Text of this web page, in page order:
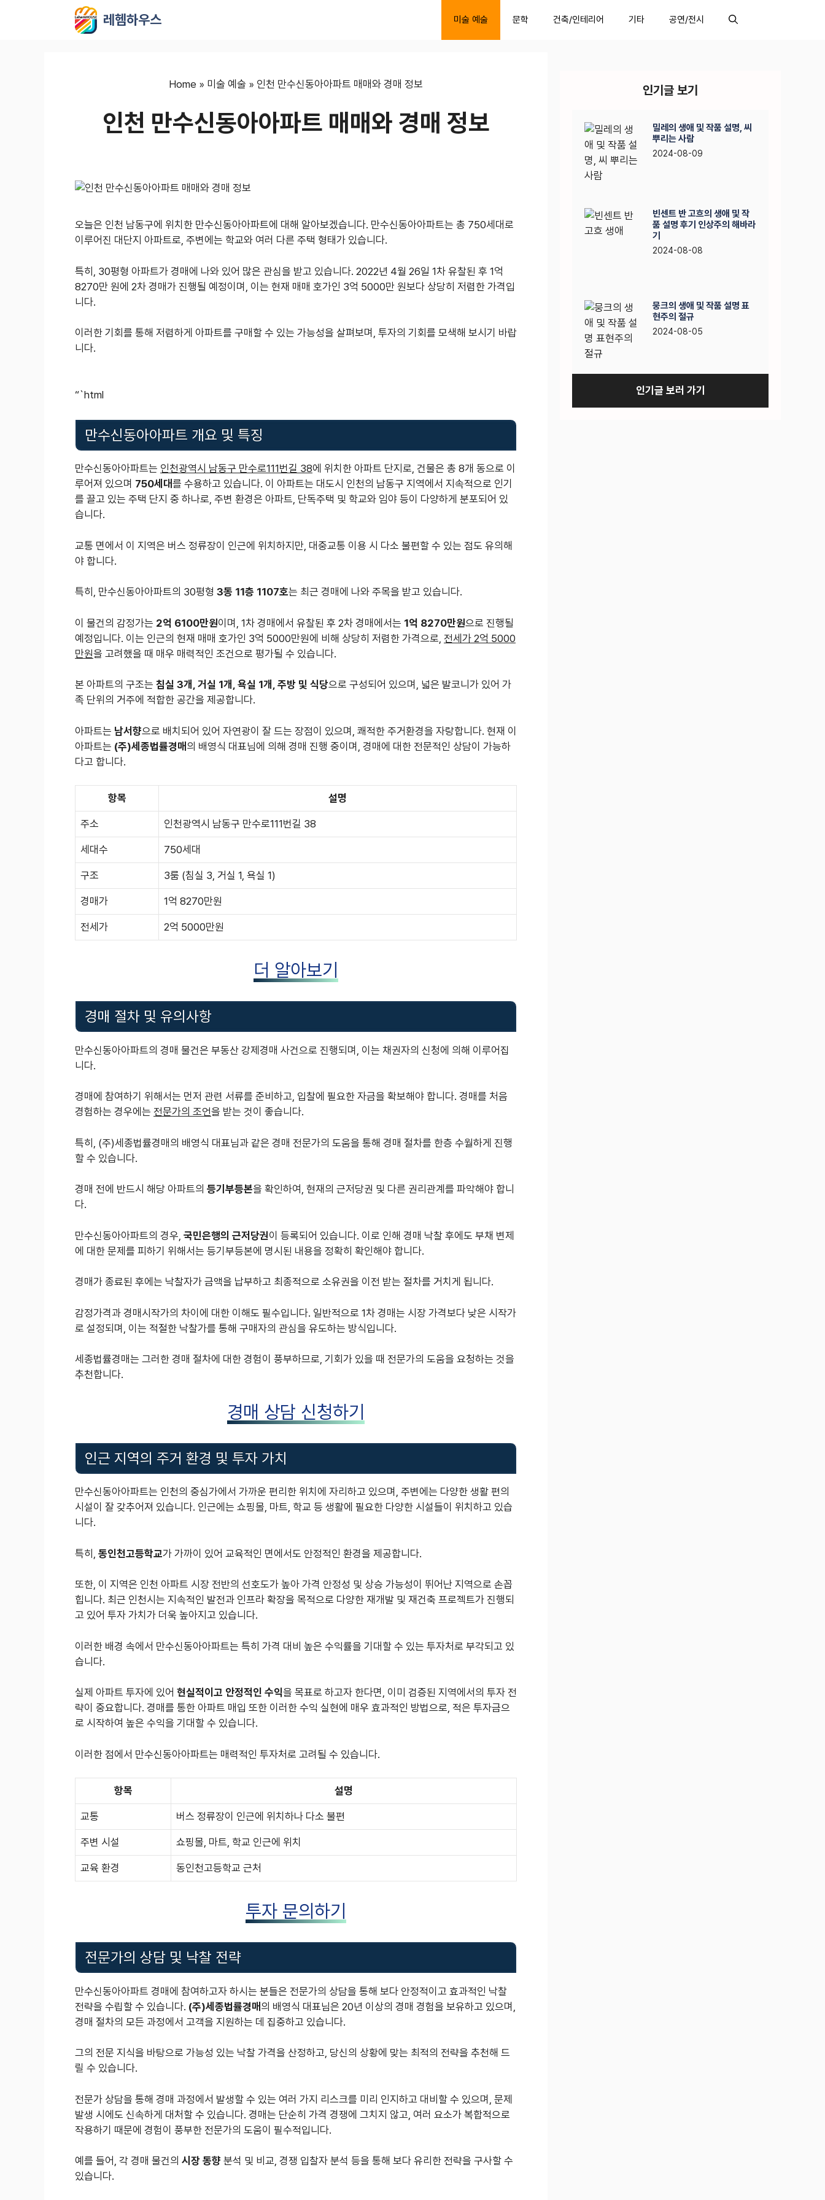
레헴하우스 미술 예술 문학 건축/인테리어 기타 공연/전시
Home » 미술 예술 » 인천 만수신동아아파트 매매와 경매 정보
인천 만수신동아아파트 매매와 경매 정보
오늘은 인천 남동구에 위치한 만수신동아아파트에 대해 알아보겠습니다. 만수신동아아파트는 총 750세대로
이루어진 대단지 아파트로, 주변에는 학교와 여러 다른 주택 형태가 있습니다.
특히, 30평형 아파트가 경매에 나와 있어 많은 관심을 받고 있습니다. 2022년 4월 26일 1차 유찰된 후 1억
8270만 원에 2차 경매가 진행될 예정이며, 이는 현재 매매 호가인 3억 5000만 원보다 상당히 저렴한 가격입
니다.
이러한 기회를 통해 저렴하게 아파트를 구매할 수 있는 가능성을 살펴보며, 투자의 기회를 모색해 보시기 바랍
니다.
“`html
만수신동아아파트 개요 및 특징
만수신동아아파트는 인천광역시 남동구 만수로111번길 38에 위치한 아파트 단지로, 건물은 총 8개 동으로 이
루어져 있으며 750세대를 수용하고 있습니다. 이 아파트는 대도시 인천의 남동구 지역에서 지속적으로 인기
를 끌고 있는 주택 단지 중 하나로, 주변 환경은 아파트, 단독주택 및 학교와 임야 등이 다양하게 분포되어 있
습니다.
교통 면에서 이 지역은 버스 정류장이 인근에 위치하지만, 대중교통 이용 시 다소 불편할 수 있는 점도 유의해
야 합니다.
특히, 만수신동아아파트의 30평형 3동 11층 1107호는 최근 경매에 나와 주목을 받고 있습니다.
이 물건의 감정가는 2억 6100만원이며, 1차 경매에서 유찰된 후 2차 경매에서는 1억 8270만원으로 진행될
예정입니다. 이는 인근의 현재 매매 호가인 3억 5000만원에 비해 상당히 저렴한 가격으로, 전세가 2억 5000
만원을 고려했을 때 매우 매력적인 조건으로 평가될 수 있습니다.
본 아파트의 구조는 침실 3개, 거실 1개, 욕실 1개, 주방 및 식당으로 구성되어 있으며, 넓은 발코니가 있어 가
족 단위의 거주에 적합한 공간을 제공합니다.
아파트는 남서향으로 배치되어 있어 자연광이 잘 드는 장점이 있으며, 쾌적한 주거환경을 자랑합니다. 현재 이
아파트는 (주)세종법률경매 의 배영식 대표님에 의해 경매 진행 중이며, 경매에 대한 전문적인 상담이 가능하
다고 합니다.
항목 설명
주소 인천광역시 남동구 만수로111번길 38
세대수 750세대
구조 3룸 (침실 3, 거실 1, 욕실 1)
경매가 1억 8270만원
전세가 2억 5000만원
더 알아보기
경매 절차 및 유의사항
만수신동아아파트의 경매 물건은 부동산 강제경매 사건으로 진행되며, 이는 채권자의 신청에 의해 이루어집
니다.
경매에 참여하기 위해서는 먼저 관련 서류를 준비하고, 입찰에 필요한 자금을 확보해야 합니다. 경매를 처음
경험하는 경우에는 전문가의 조언을 받는 것이 좋습니다.
특히, (주)세종법률경매의 배영식 대표님과 같은 경매 전문가의 도움을 통해 경매 절차를 한층 수월하게 진행
할 수 있습니다.
경매 전에 반드시 해당 아파트의 등기부등본을 확인하여, 현재의 근저당권 및 다른 권리관계를 파악해야 합니
다.
만수신동아아파트의 경우, 국민은행의 근저당권이 등록되어 있습니다. 이로 인해 경매 낙찰 후에도 부채 변제
에 대한 문제를 피하기 위해서는 등기부등본에 명시된 내용을 정확히 확인해야 합니다.
경매가 종료된 후에는 낙찰자가 금액을 납부하고 최종적으로 소유권을 이전 받는 절차를 거치게 됩니다.
감정가격과 경매시작가의 차이에 대한 이해도 필수입니다. 일반적으로 1차 경매는 시장 가격보다 낮은 시작가
로 설정되며, 이는 적절한 낙찰가를 통해 구매자의 관심을 유도하는 방식입니다.
세종법률경매는 그러한 경매 절차에 대한 경험이 풍부하므로, 기회가 있을 때 전문가의 도움을 요청하는 것을
추천합니다.
경매 상담 신청하기
인근 지역의 주거 환경 및 투자 가치
만수신동아아파트는 인천의 중심가에서 가까운 편리한 위치에 자리하고 있으며, 주변에는 다양한 생활 편의
시설이 잘 갖추어져 있습니다. 인근에는 쇼핑몰, 마트, 학교 등 생활에 필요한 다양한 시설들이 위치하고 있습
니다.
특히, 동인천고등학교가 가까이 있어 교육적인 면에서도 안정적인 환경을 제공합니다.
또한, 이 지역은 인천 아파트 시장 전반의 선호도가 높아 가격 안정성 및 상승 가능성이 뛰어난 지역으로 손꼽
힙니다. 최근 인천시는 지속적인 발전과 인프라 확장을 목적으로 다양한 재개발 및 재건축 프로젝트가 진행되
고 있어 투자 가치가 더욱 높아지고 있습니다.
이러한 배경 속에서 만수신동아아파트는 특히 가격 대비 높은 수익률을 기대할 수 있는 투자처로 부각되고 있
습니다.
실제 아파트 투자에 있어 현실적이고 안정적인 수익을 목표로 하고자 한다면, 이미 검증된 지역에서의 투자 전
략이 중요합니다. 경매를 통한 아파트 매입 또한 이러한 수익 실현에 매우 효과적인 방법으로, 적은 투자금으
로 시작하여 높은 수익을 기대할 수 있습니다.
이러한 점에서 만수신동아아파트는 매력적인 투자처로 고려될 수 있습니다.
항목 설명
교통 버스 정류장이 인근에 위치하나 다소 불편
주변 시설 쇼핑몰, 마트, 학교 인근에 위치
교육 환경 동인천고등학교 근처
투자 문의하기
전문가의 상담 및 낙찰 전략
만수신동아아파트 경매에 참여하고자 하시는 분들은 전문가의 상담을 통해 보다 안정적이고 효과적인 낙찰
전략을 수립할 수 있습니다. (주)세종법률경매 의 배영식 대표님은 20년 이상의 경매 경험을 보유하고 있으며,
경매 절차의 모든 과정에서 고객을 지원하는 데 집중하고 있습니다.
그의 전문 지식을 바탕으로 가능성 있는 낙찰 가격을 산정하고, 당신의 상황에 맞는 최적의 전략을 추천해 드
릴 수 있습니다.
전문가 상담을 통해 경매 과정에서 발생할 수 있는 여러 가지 리스크를 미리 인지하고 대비할 수 있으며, 문제
발생 시에도 신속하게 대처할 수 있습니다. 경매는 단순히 가격 경쟁에 그치지 않고, 여러 요소가 복합적으로
작용하기 때문에 경험이 풍부한 전문가의 도움이 필수적입니다.
예를 들어, 각 경매 물건의 시장 동향 분석 및 비교, 경쟁 입찰자 분석 등을 통해 보다 유리한 전략을 구사할 수
있습니다.
인기글 보기
밀레의 생애 및 작품 설명, 씨
뿌리는 사람
2024-08-09
빈센트 반 고흐의 생애 및 작
품 설명 후기 인상주의 해바라
기
2024-08-08
뭉크의 생애 및 작품 설명 표
현주의 절규
2024-08-05
인기글 보러 가기